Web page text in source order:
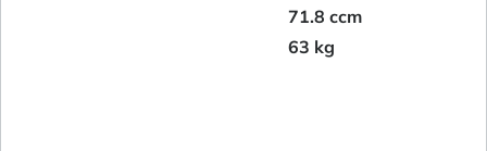
71.8 ccm
63 kg